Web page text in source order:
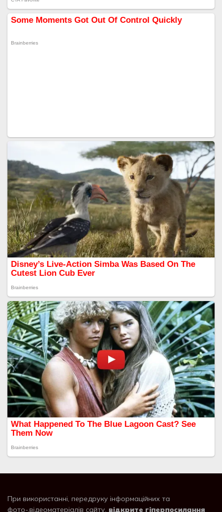
При використанні, передруку інформаційних та
фото-,відеоматеріалів сайту, відкрите гіперпосилання